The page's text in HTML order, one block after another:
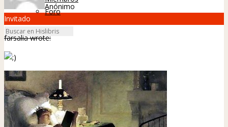
Foro
Anónimo
Invitado
farsalia wrote: